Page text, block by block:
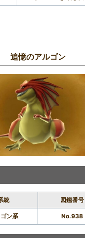
追憶のアルゴン
統 図鑑番号
ゴン系 No.938